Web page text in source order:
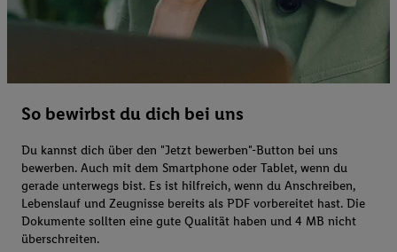
So bewirbst du dich bei uns
Du kannst dich über den "Jetzt bewerben"-Button bei uns
bewerben. Auch mit dem Smartphone oder Tablet, wenn du
gerade unterwegs bist. Es ist hilfreich, wenn du Anschreiben,
Lebenslauf und Zeugnisse bereits als PDF vorbereitet hast. Die
Dokumente sollten eine gute Qualität haben und 4 MB nicht
überschreiten.